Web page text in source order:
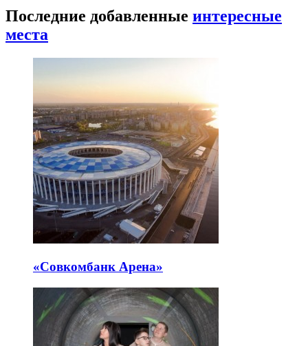
Последние добавленные интересные
места
«Совкомбанк Арена⁠»